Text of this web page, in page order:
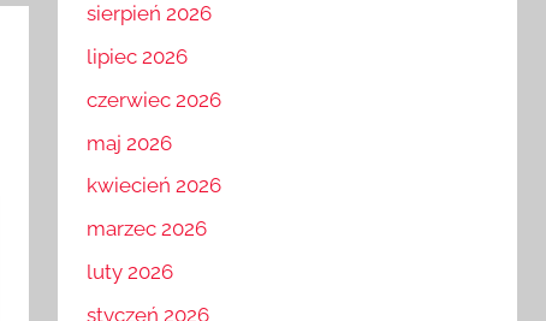
sierpień 2026
lipiec 2026
czerwiec 2026
maj 2026
kwiecień 2026
marzec 2026
luty 2026
styczeń 2026